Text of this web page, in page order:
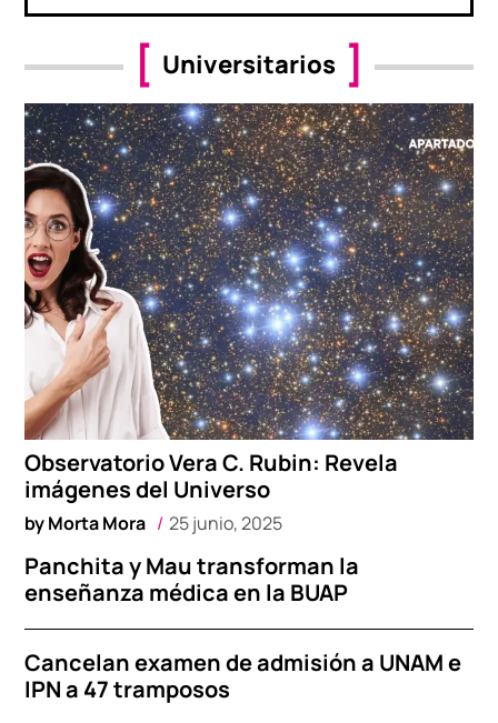
Universitarios
Observatorio Vera C. Rubin: Revela
imágenes del Universo
byMorta Mora 25 junio, 2025
Panchita y Mau transforman la
enseñanza médica en la BUAP
Cancelan examen de admisión a UNAM e
IPN a 47 tramposos